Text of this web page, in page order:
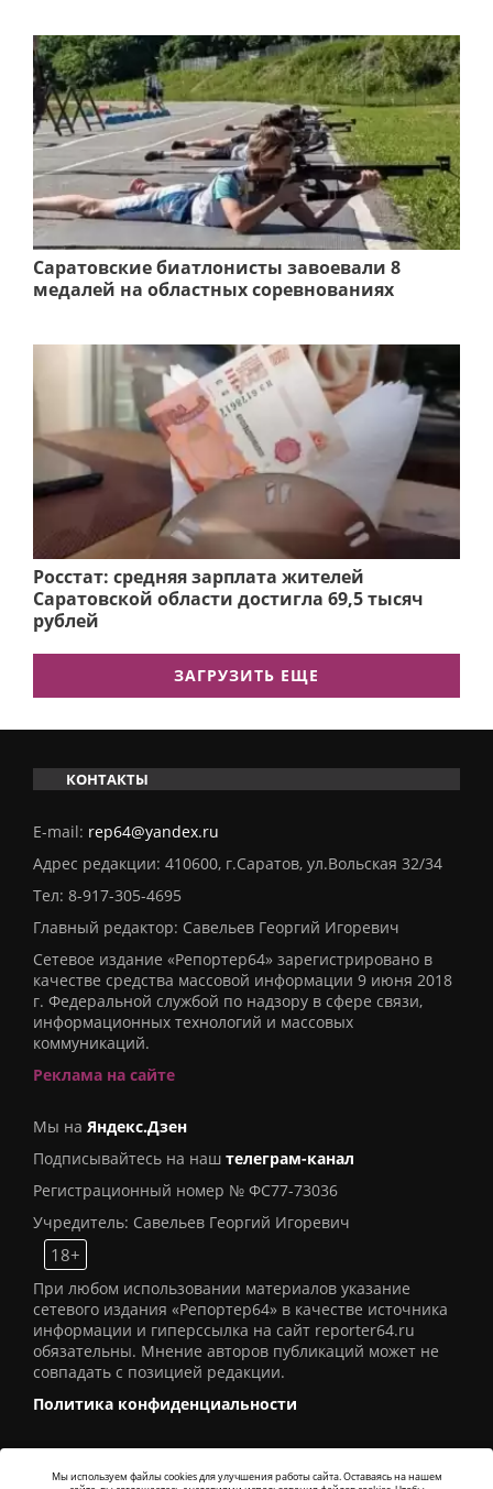
Саратовские биатлонисты завоевали 8
медалей на областных соревнованиях
Росстат: средняя зарплата жителей
Саратовской области достигла 69,5 тысяч
рублей
ЗАГРУЗИТЬ ЕЩЕ
КОНТАКТЫ
E-mail: rep64@yandex.ru
Адрес редакции: 410600, г.Саратов, ул.Вольская 32/34
Тел: 8-917-305-4695
Главный редактор: Савельев Георгий Игоревич
Сетевое издание «Репортер64» зарегистрировано в
качестве средства массовой информации 9 июня 2018
г. Федеральной службой по надзору в сфере связи,
информационных технологий и массовых
коммуникаций.
Реклама на сайте
Мы на Яндекс.Дзен
Подписывайтесь на наш телеграм-канал
Регистрационный номер № ФС77-73036
Учредитель: Савельев Георгий Игоревич
18+
При любом использовании материалов указание
сетевого издания «Репортер64» в качестве источника
информации и гиперссылка на сайт reporter64.ru
обязательны. Мнение авторов публикаций может не
совпадать с позицией редакции.
Политика конфиденциальности
Мы используем файлы cookies для улучшения работы сайта. Оставаясь на нашем